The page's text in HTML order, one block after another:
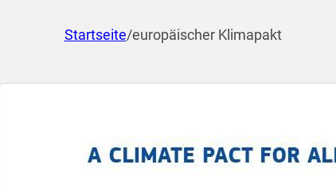
Startseite/europäischer Klimapakt